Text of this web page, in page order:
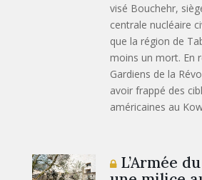
visé Bouchehr,
centrale nucléaire
que la région de
moins un mort. En
Gardiens de la
avoir frappé des
américaines au
L’Armée